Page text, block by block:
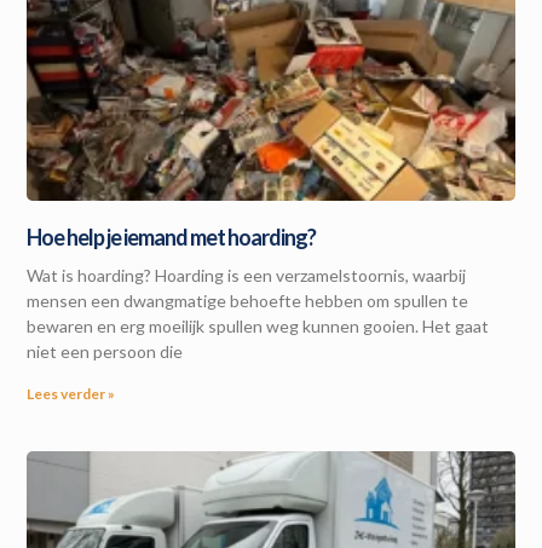
Hoe help je iemand met hoarding?
Wat is hoarding? Hoarding is een verzamelstoornis, waarbij
mensen een dwangmatige behoefte hebben om spullen te
bewaren en erg moeilijk spullen weg kunnen gooien. Het gaat
niet een persoon die
Lees verder »